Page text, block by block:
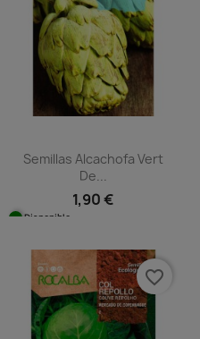
Semillas Alcachofa Vert
De...
1,90 €
Disponible
favorite_border